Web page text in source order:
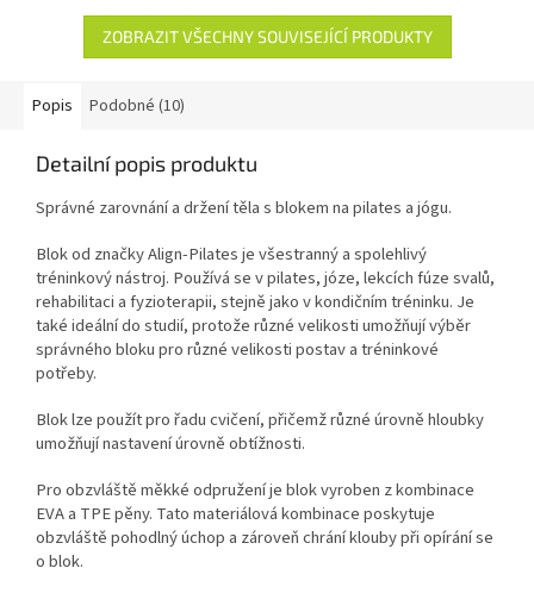
eko-friendly a designová.
jógových studiích.
ZOBRAZIT VŠECHNY SOUVISEJÍCÍ PRODUKTY
Popis Podobné (10)
Detailní popis produktu
Správné zarovnání a držení těla s blokem na pilates a jógu.
Blok od značky Align-Pilates je všestranný a spolehlivý
tréninkový nástroj. Používá se v pilates, józe, lekcích fúze svalů,
rehabilitaci a fyzioterapii, stejně jako v kondičním tréninku. Je
také ideální do studií, protože různé velikosti umožňují výběr
správného bloku pro různé velikosti postav a tréninkové
potřeby.
Blok lze použít pro řadu cvičení, přičemž různé úrovně hloubky
umožňují nastavení úrovně obtížnosti.
Pro obzvláště měkké odpružení je blok vyroben z kombinace
EVA a TPE pěny. Tato materiálová kombinace poskytuje
obzvláště pohodlný úchop a zároveň chrání klouby při opírání se
o blok.